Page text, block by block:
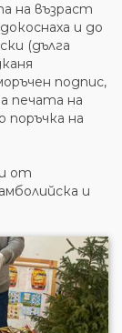
на възраст
и до
(дълга
подпис,
печата на
поръчка на
от
и